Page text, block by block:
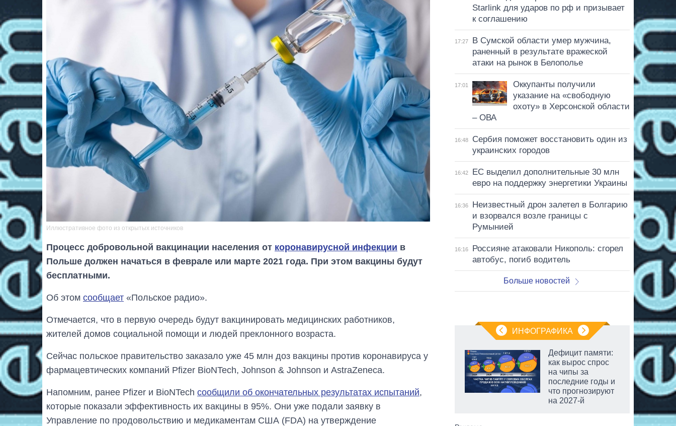
Иллюстративное фото из открытых источников
Процесс добровольной вакцинации населения от коронавирусной инфекции в
Польше должен начаться в феврале или марте 2021 года. При этом вакцины будут
бесплатными.
Об этом сообщает «Польское радио».
Отмечается, что в первую очередь будут вакцинировать медицинских работников,
жителей домов социальной помощи и людей преклонного возраста.
Сейчас польское правительство заказало уже 45 млн доз вакцины против коронавируса у
фармацевтических компаний Pfizer BioNTech, Johnson & Johnson и AstraZeneca.
Напомним, ранее Pfizer и BioNTech сообщили об окончательных результатах испытаний,
которые показали эффективность их вакцины в 95%. Они уже подали заявку в
Управление по продовольствию и медикаментам США (FDA) на утверждение
Starlink для ударов по рф и призывает
к соглашению
17:27
В Сумской области умер мужчина,
раненный в результате вражеской
атаки на рынок в Белополье
17:01
Оккупанты получили
указание на «свободную
охоту» в Херсонской области
– ОВА
16:48
Сербия поможет восстановить один из
украинских городов
16:42
ЕС выделил дополнительные 30 млн
евро на поддержку энергетики Украины
16:36
Неизвестный дрон залетел в Болгарию
и взорвался возле границы с
Румынией
16:16
Россияне атаковали Никополь: сгорел
автобус, погиб водитель
Больше новостей
ИНФОГРАФИКА
От 1 месяца – до 5
лет: кто и как долго
занимал
руководителя СВР
Дефицит памяти:
как вырос спрос
на чипы за
последние годы и
что прогнозируют
на 2027-й